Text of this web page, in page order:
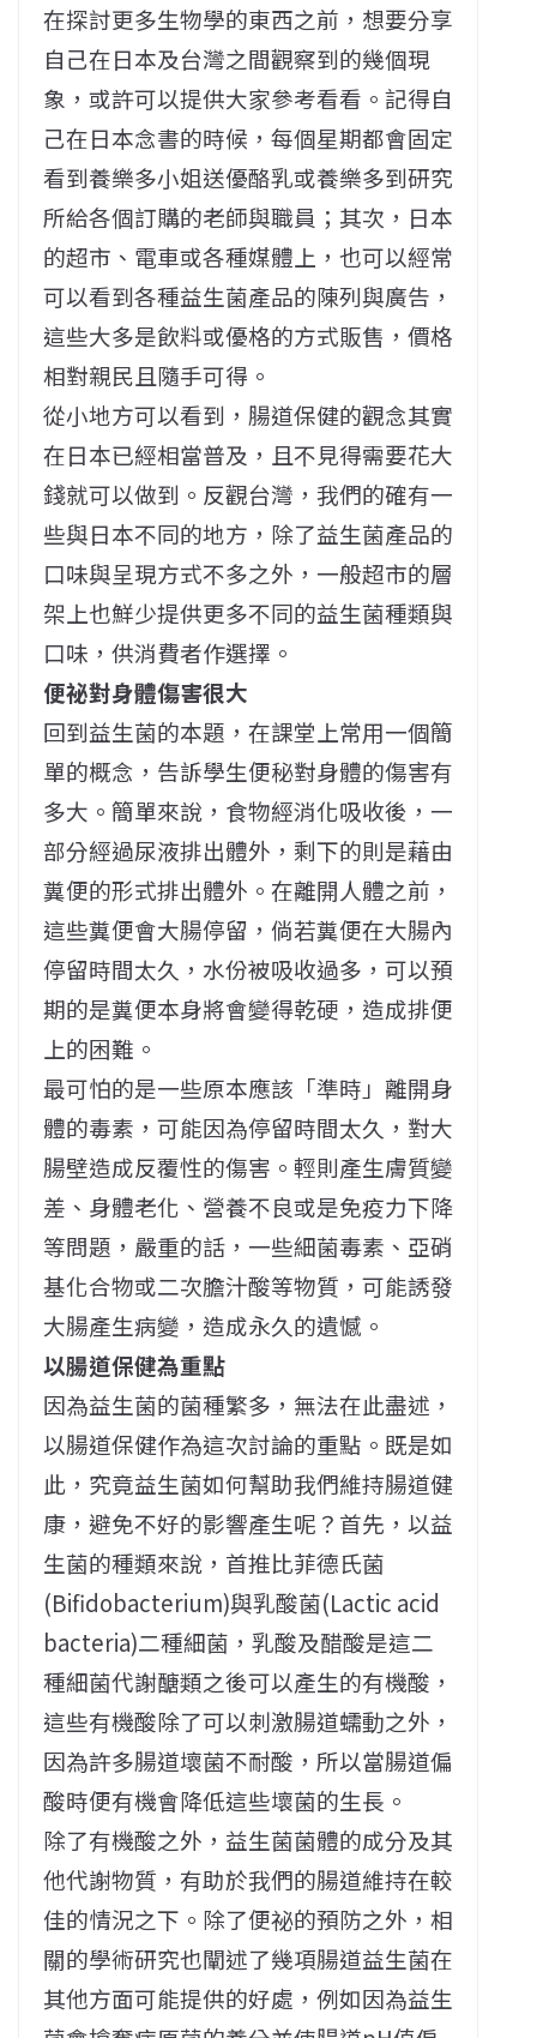
在探討更多生物學的東西之前，想要分享
自己在日本及台灣之間觀察到的幾個現
象，或許可以提供大家參考看看。記得自
己在日本念書的時候，每個星期都會固定
看到養樂多小姐送優酪乳或養樂多到研究
所給各個訂購的老師與職員；其次，日本
的超市、電車或各種媒體上，也可以經常
可以看到各種益生菌產品的陳列與廣告，
這些大多是飲料或優格的方式販售，價格
相對親民且隨手可得。
從小地方可以看到，腸道保健的觀念其實
在日本已經相當普及，且不見得需要花大
錢就可以做到。反觀台灣，我們的確有一
些與日本不同的地方，除了益生菌產品的
口味與呈現方式不多之外，一般超市的層
架上也鮮少提供更多不同的益生菌種類與
口味，供消費者作選擇。
便祕對身體傷害很大
回到益生菌的本題，在課堂上常用一個簡
單的概念，告訴學生便秘對身體的傷害有
多大。簡單來說，食物經消化吸收後，一
部分經過尿液排出體外，剩下的則是藉由
糞便的形式排出體外。在離開人體之前，
這些糞便會大腸停留，倘若糞便在大腸內
停留時間太久，水份被吸收過多，可以預
期的是糞便本身將會變得乾硬，造成排便
上的困難。
最可怕的是一些原本應該「準時」離開身
體的毒素，可能因為停留時間太久，對大
腸壁造成反覆性的傷害。輕則產生膚質變
差、身體老化、營養不良或是免疫力下降
等問題，嚴重的話，一些細菌毒素、亞硝
基化合物或二次膽汁酸等物質，可能誘發
大腸產生病變，造成永久的遺憾。
以腸道保健為重點
因為益生菌的菌種繁多，無法在此盡述，
以腸道保健作為這次討論的重點。既是如
此，究竟益生菌如何幫助我們維持腸道健
康，避免不好的影響產生呢？首先，以益
生菌的種類來說，首推比菲德氏菌
(Bifidobacterium)與乳酸菌(Lactic acid
bacteria)二種細菌，乳酸及醋酸是這二
種細菌代謝醣類之後可以產生的有機酸，
這些有機酸除了可以刺激腸道蠕動之外，
因為許多腸道壞菌不耐酸，所以當腸道偏
酸時便有機會降低這些壞菌的生長。
除了有機酸之外，益生菌菌體的成分及其
他代謝物質，有助於我們的腸道維持在較
佳的情況之下。除了便祕的預防之外，相
關的學術研究也闡述了幾項腸道益生菌在
其他方面可能提供的好處，例如因為益生